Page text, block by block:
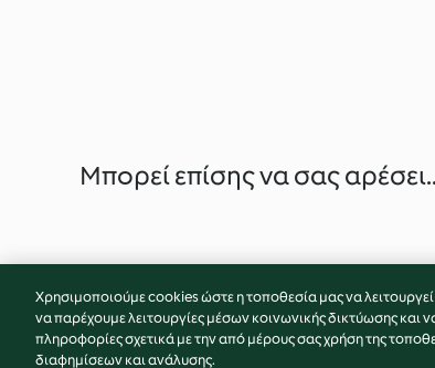
Μπορεί επίσης να σας
Χρησιμοποιούμε cookies ώστε η τοποθεσία μας να
να παρέχουμε λειτουργίες μέσων κοινωνικής δικτύωσης
πληροφορίες σχετικά με την από μέρους σας χρήση της
διαφημίσεων και ανάλυσης.